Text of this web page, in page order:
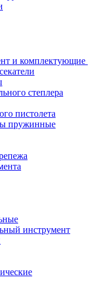
и комплектующие
степлера
пистолета
пружинные
инструмент